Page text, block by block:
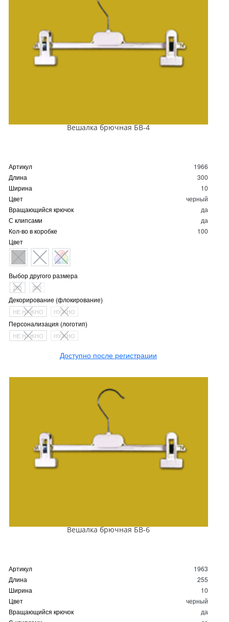
Вешалка брючная БВ-4
Артикул
1966
Длина
300
Ширина
10
Цвет
черный
Вращающийся крючок
да
С клипсами
да
Кол-во в коробке
100
Цвет
Выбор другого размера
255 300
Декорирование (флокирование)
НЕ НУЖНО НУЖНО
Персонализация (логотип)
НЕ НУЖНО НУЖНО
Доступно после регистрации
Вешалка брючная БВ-6
Артикул
1963
Длина
255
Ширина
10
Цвет
черный
Вращающийся крючок
да